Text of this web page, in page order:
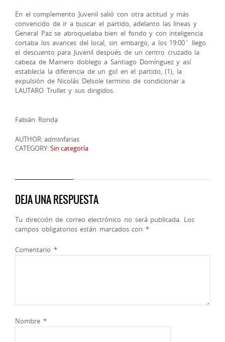
En el complemento Juvenil salió con otra actitud y más
convencido de ir a buscar el partido, adelanto las líneas y
General Paz se abroquelaba bien el fondo y con inteligencia
cortaba los avances del local, sin embargo, a los 19:00´ llego
el descuento para Juvenil después de un centro cruzado la
cabeza de Mainero doblego a Santiago Domínguez y así
establecía la diferencia de un gol en el partido, (1), la
expulsión de Nicolás Delsole termino de condicionar a
LAUTARO Trullet y sus dirigidos.
Fabián Ronda
AUTHOR: adminfarias
CATEGORY:Sin categoría
DEJA UNA RESPUESTA
Tu dirección de correo electrónico no será publicada. Los
campos obligatorios están marcados con *
Comentario *
Nombre *